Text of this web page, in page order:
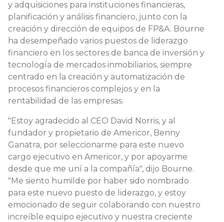
y adquisiciones para instituciones financieras,
planificación y análisis financiero, junto con la
creación y dirección de equipos de FP&A. Bourne
ha desempeñado varios puestos de liderazgo
financiero en los sectores de banca de inversión y
tecnología de mercados inmobiliarios, siempre
centrado en la creación y automatización de
procesos financieros complejos y en la
rentabilidad de las empresas.
"Estoy agradecido al CEO David Norris, y al
fundador y propietario de Americor, Benny
Ganatra, por seleccionarme para este nuevo
cargo ejecutivo en Americor, y por apoyarme
desde que me uní a la compañía", dijo Bourne.
"Me siento humilde por haber sido nombrado
para este nuevo puesto de liderazgo, y estoy
emocionado de seguir colaborando con nuestro
increíble equipo ejecutivo y nuestra creciente